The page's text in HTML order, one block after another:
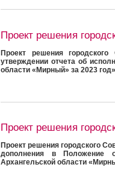
Проект решения
Проект решения
утверждении отчета об
области «Мирный» за 2023 год»
Проект решения
Проект решения городского
дополнения в Положение
Архангельской области